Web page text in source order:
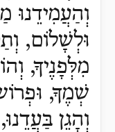
וְהַעֲמִידֵנוּ
וּלְשָׁלוֹם,
מִלְּפָנֶיךָ,
שְׁמֶךָ,
וְהָגֵן